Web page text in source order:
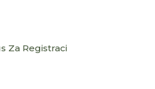
Za Registraci